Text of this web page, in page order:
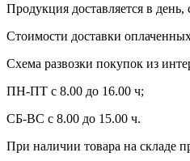
Продукция доставляется в
Стоимости доставки
Схема развозки покупок из
ПН-ПТ с 8.00 до 16.00 ч;
СБ-ВС с 8.00 до 15.00 ч.
При наличии товара на складе